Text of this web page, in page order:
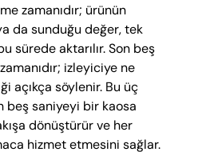
zamanıdır; ürünün
da sunduğu değer, tek
sürede aktarılır. Son beş
izleyiciye ne
açıkça söylenir. Bu üç
beş saniyeyi bir kaosa
dönüştürür ve her
hizmet etmesini sağlar.